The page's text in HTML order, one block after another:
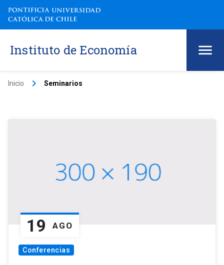
Instituto de Economía
Inicio keyboard_arrow_right Seminarios
19 AGO
Conferencias